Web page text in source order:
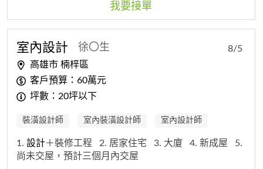
我要接單
室內設計 徐〇生
高雄市 楠梓區
客戶預算：60萬元
坪數：20坪以下
8/5
裝潢設計師 室內裝潢設計師 室內設計師
1.設計＋裝修工程 2. 居家住宅 3. 大廈 4. 新成屋
5.
尚未交屋，預計三個月內交屋